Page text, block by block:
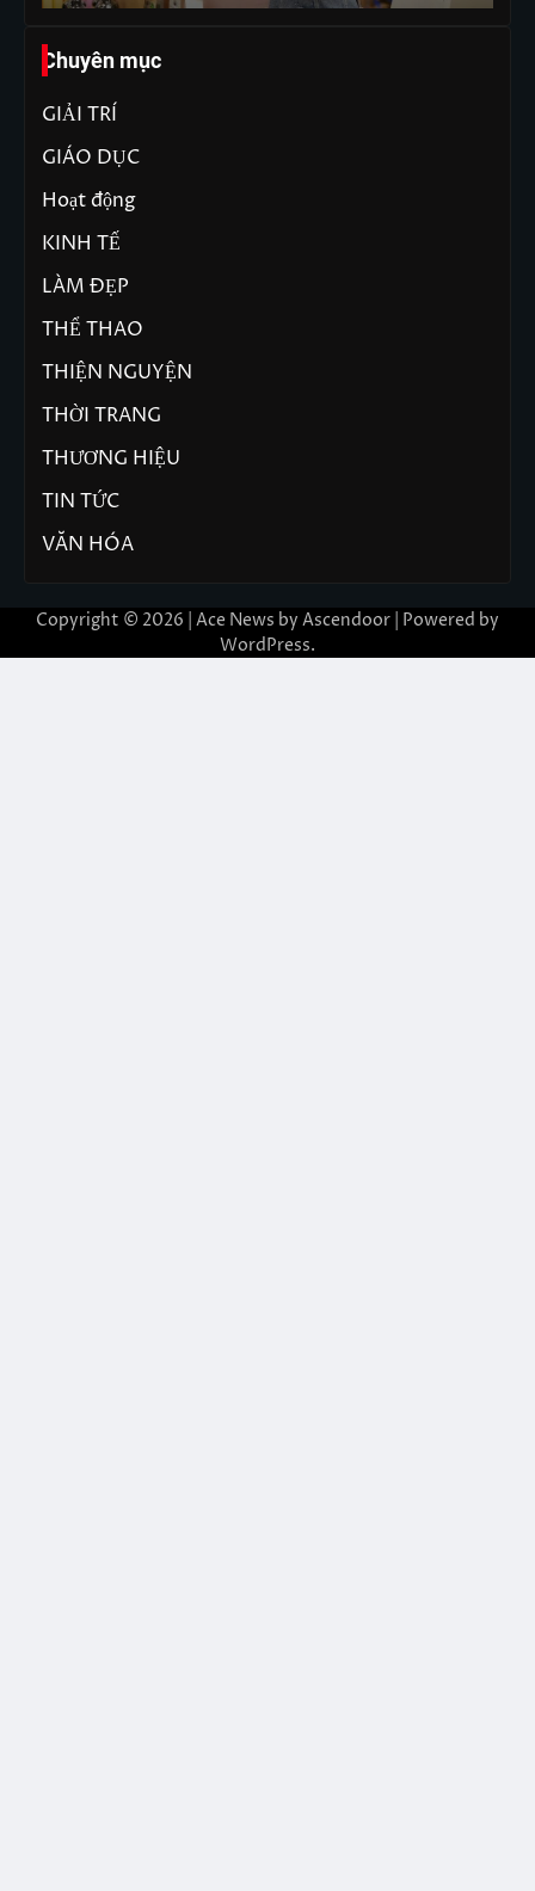
Chuyên mục
GIẢI TRÍ
GIÁO DỤC
Hoạt động
KINH TẾ
LÀM ĐẸP
THỂ THAO
THIỆN NGUYỆN
THỜI TRANG
THƯƠNG HIỆU
TIN TỨC
VĂN HÓA
Copyright © 2026 | Ace News by Ascendoor | Powered by
WordPress.